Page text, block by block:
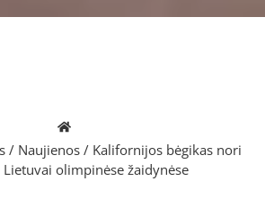
/ Naujienos/ Kalifornijos bėgikas nori
olimpinėse žaidynėse